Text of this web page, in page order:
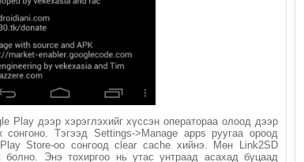
Play дээр хэрэглэхийг хүссэн оператораа олоод дээр
Тэгээд Settings->Manage apps руугаа ороод
Store-оо сонгоод clear cache хийнэ. Мөн Link2SD
Энэ тохиргоо нь утас унтраад асахад буцаад